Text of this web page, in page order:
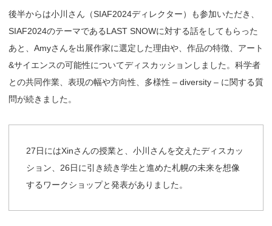
後半からは小川さん（SIAF2024ディレクター）も参加いただき、
SIAF2024のテーマであるLAST SNOWに対する話をしてもらった
あと、Amyさんを出展作家に選定した理由や、作品の特徴、アート
&サイエンスの可能性についてディスカッションしました。科学者
との共同作業、表現の幅や方向性、多様性 – diversity – に関する質
問が続きました。
27日にはXinさんの授業と、小川さんを交えたディスカッ
ション、26日に引き続き学生と進めた札幌の未来を想像
するワークショップと発表がありました。